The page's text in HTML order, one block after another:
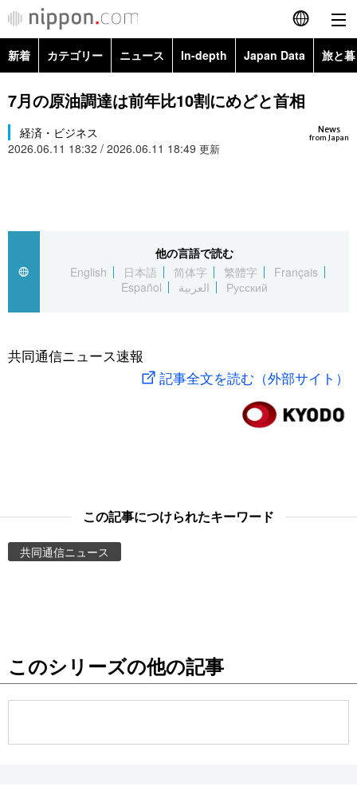
English
简体字
カテゴリー
スポーツ・東京2020
Topics
Images
お知らせ
公式SNS
新着 カテゴリー ニュース In-depth Japan Data 旅と
政治・外交
経済・ビジネス
Topics
Images
7月の原油調達は前年比10割にめどと首相
News
from Japan
経済・ビジネス
2026.06.11 18:32 / 2026.06.11 18:49 更新
他の言語で読む
English
日本語 简体字 繁體字
Français
Español
العربية Русский
共同通信ニュース速報
記事全文を読む（外部サイト）
この記事につけられたキーワード
共同通信ニュース
このシリーズの他の記事